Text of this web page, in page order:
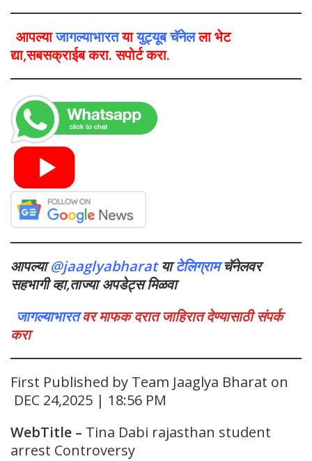
आपल्याजागल्याभारतयायुट्यूब चॅनेलला भेट
द्या,सबसक्राईब करा. सपोर्ट करा.
आपल्या@jaaglyabharatयाटेलिग्रामचॅनेलवर
सहभागी व्हा,ताज्या अपडेट्स मिळवा
जागल्याभारतवर माफक दरात जाहिरात देण्यासाठी संपर्क
करा
First Published by Team Jaaglya Bharat on
DEC 24,2025 | 18:56 PM
WebTitle – Tina Dabi rajasthan student
arrest Controversy